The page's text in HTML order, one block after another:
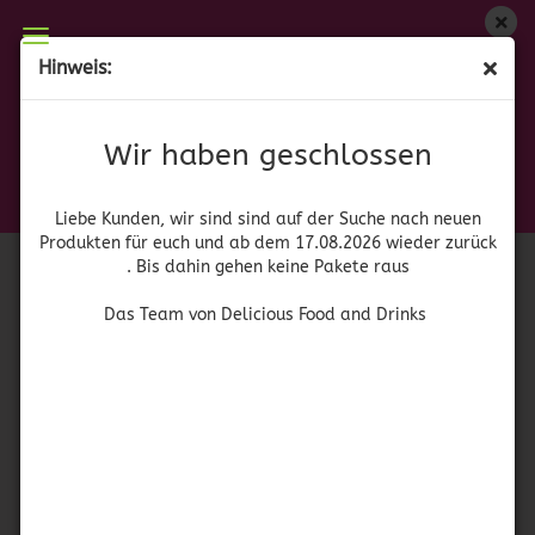
Hinweis:
Wir haben geschlossen
Liebe Kunden, wir sind sind auf der Suche nach neuen
Produkten für euch und ab dem 17.08.2026 wieder zurück
. Bis dahin gehen keine Pakete raus
Das Team von Delicious Food and Drinks
Wir haben geschlossen
zurück. Bis dahin gehen keine Pakete raus
Das Team von Delicious Food and Drinks
41908)